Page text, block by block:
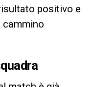
positivo e
cammino